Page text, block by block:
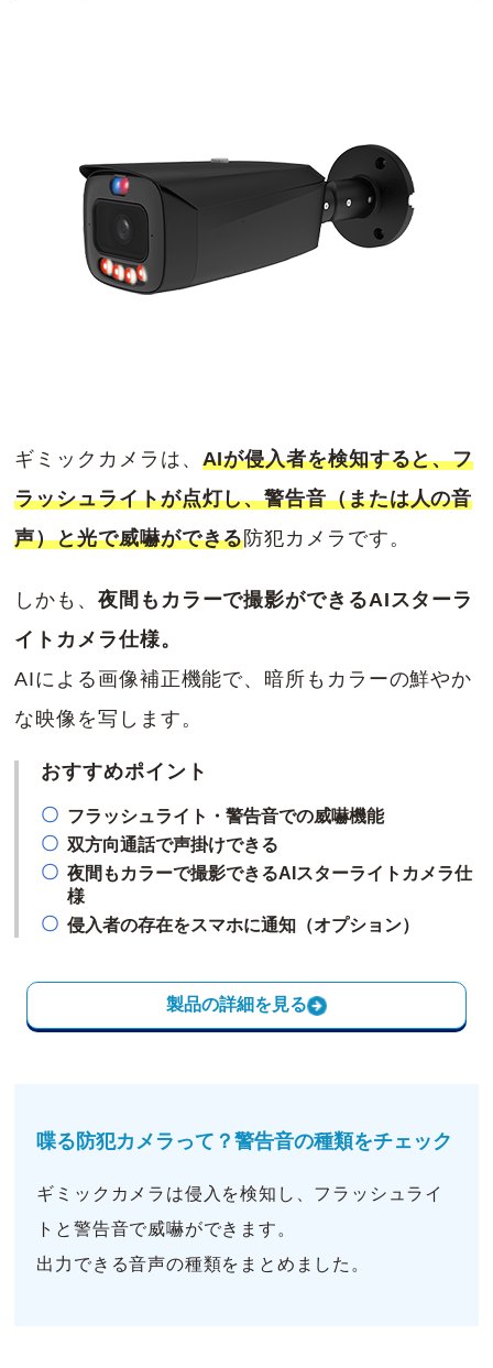
ギミックカメラは、 AIが侵入者を検知すると、フ
ラッシュライトが点灯し、警告音（または人の音
声）と光で威嚇ができる防犯カメラです。
しかも、夜間もカラーで撮影ができるAIスターラ
イトカメラ仕様。
AIによる画像補正機能で、暗所もカラーの鮮やか
な映像を写します。
おすすめポイント
フラッシュライト・警告音での威嚇機能
双方向通話で声掛けできる
夜間もカラーで撮影できるAIスターライトカメラ仕
様
侵入者の存在をスマホに通知（オプション）
製品の詳細を見る
喋る防犯カメラって？警告音の種類をチェック
ギミックカメラは侵入を検知し、フラッシュライ
トと警告音で威嚇ができます。
出力できる音声の種類をまとめました。